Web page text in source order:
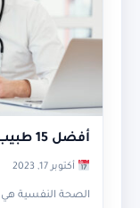
أفضل 15 طبيب نفسي في مولدوفا
أكتوبر 17, 2023
الصحة النفسية هي